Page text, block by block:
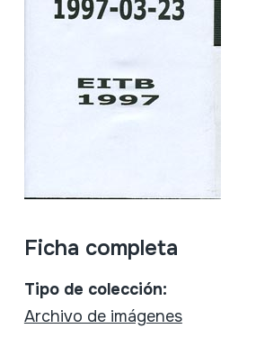
Ficha completa
Tipo de colección:
Archivo de imágenes